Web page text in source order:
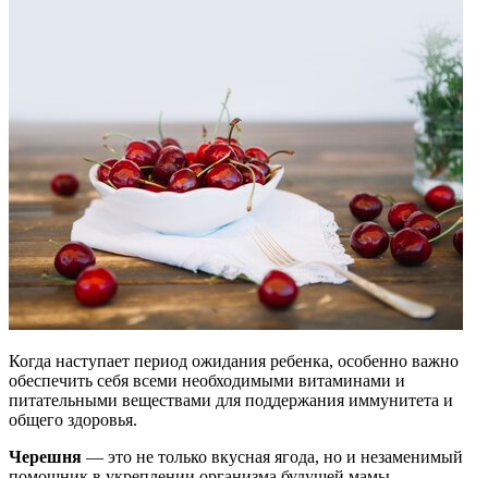
Когда наступает период ожидания ребенка, особенно важно
обеспечить себя всеми необходимыми витаминами и
питательными веществами для поддержания иммунитета и
общего здоровья.
Черешня — это не только вкусная ягода, но и незаменимый